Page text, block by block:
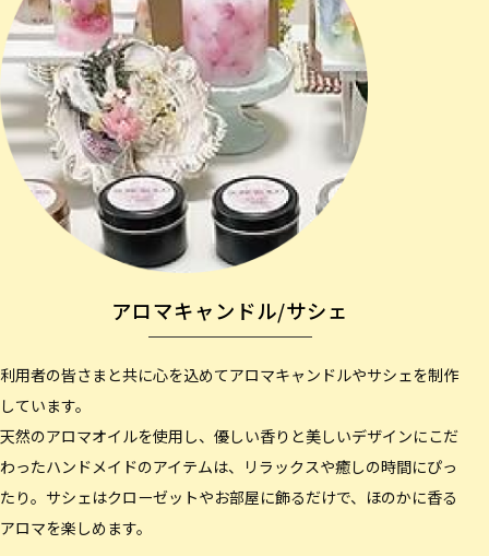
アロマキャンドル/サシェ
利用者の皆さまと共に心を込めてアロマキャンドルやサシェを制作
しています。
天然のアロマオイルを使用し、優しい香りと美しいデザインにこだ
わったハンドメイドのアイテムは、リラックスや癒しの時間にぴっ
たり。サシェはクローゼットやお部屋に飾るだけで、ほのかに香る
アロマを楽しめます。